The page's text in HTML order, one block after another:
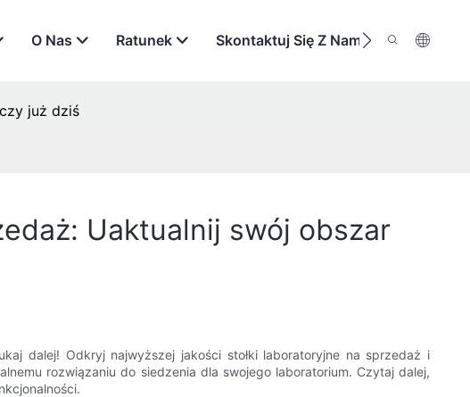
O Nas Ratunek Skontaktuj Się Z Nami
już dziś
Uaktualnij swój obszar
dalej! Odkryj najwyższej jakości stołki laboratoryjne na sprzedaż i
rozwiązaniu do siedzenia dla swojego laboratorium. Czytaj dalej,